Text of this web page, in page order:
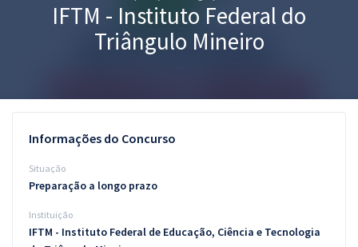
Conteúdo gratuito
Blog
IFTM - Instituto Federal do
Triângulo Mineiro
Informações do Concurso
Situação
Preparação a longo prazo
Instituição
IFTM - Instituto Federal de Educação, Ciência e Tecnologia